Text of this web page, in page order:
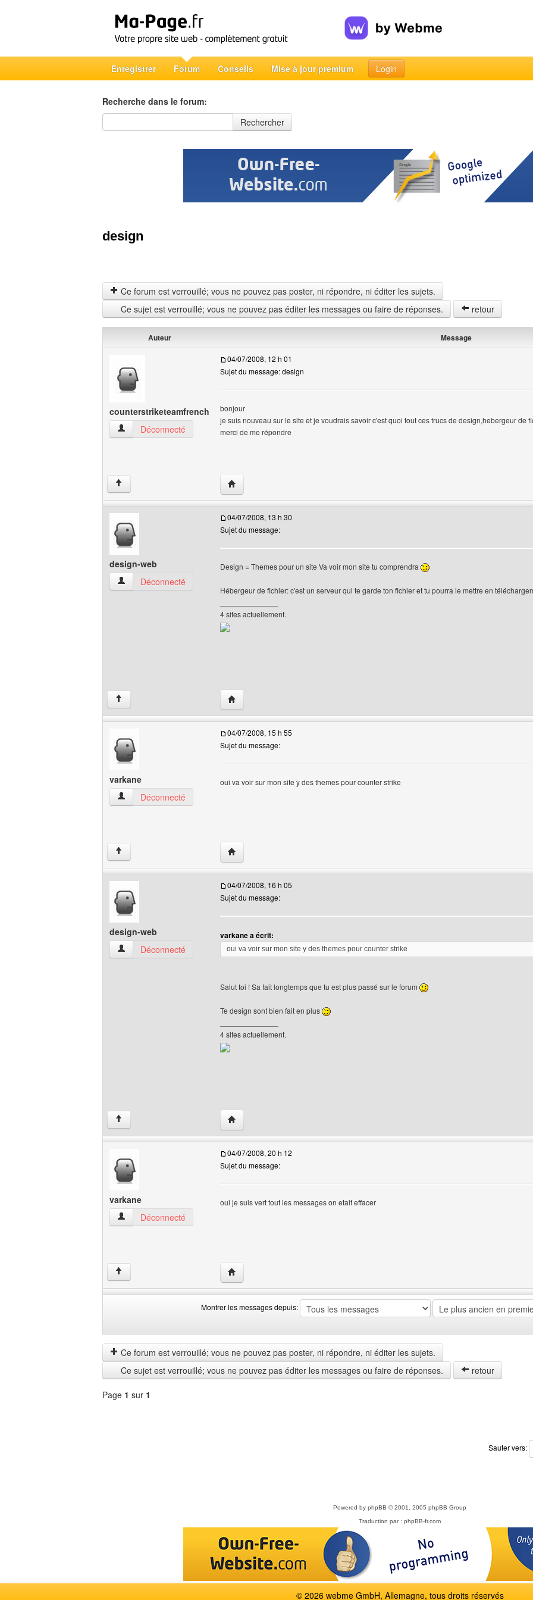
Enregistrer Forum Conseils Mise à jour premium Login
Recherche dans le forum:
Recherche dans le forum
Rechercher
design
Ce forum est verrouillé; vous ne pouvez pas poster, ni répondre, ni éditer les sujets.
Ce sujet est verrouillé; vous ne pouvez pas éditer les messages ou faire de réponses.
retour
Auteur Message
counterstriketeamfrench
counterstriketeamfrench Voir le profil de l'utilisateur
Déconnecté
04/07/2008, 12 h 01
Sujet du message: design
bonjour
je suis nouveau sur le site et je voudrais savoir c'est quoi tout ces trucs de design,hebergeur de
merci de me répondre
↑ Visiter le site web de l'utilisateur: counterstriketeamfrench
design-web
design-web Voir le profil de l'utilisateur
Déconnecté
04/07/2008, 13 h 30
Sujet du message:
Design = Themes pour un site Va voir mon site tu comprendra
Hébergeur de fichier: c'est un serveur qui te garde ton fichier et tu pourra le mettre en
4 sites actuellement.
↑ Visiter le site web de l'utilisateur: design-web
varkane
varkane Voir le profil de l'utilisateur
Déconnecté
04/07/2008, 15 h 55
Sujet du message:
oui va voir sur mon site y des themes pour counter strike
↑ Visiter le site web de l'utilisateur: varkane
design-web
design-web Voir le profil de l'utilisateur
Déconnecté
04/07/2008, 16 h 05
Sujet du message:
varkane a écrit:
oui va voir sur mon site y des themes pour counter strike
Salut toi ! Sa fait longtemps que tu est plus passé sur le forum
Te design sont bien fait en plus
4 sites actuellement.
↑ Visiter le site web de l'utilisateur: design-web
varkane
varkane Voir le profil de l'utilisateur
Déconnecté
04/07/2008, 20 h 12
Sujet du message:
oui je suis vert tout les messages on etait effacer
↑ Visiter le site web de l'utilisateur: varkane
Montrer les messages depuis:
les
messages
depuis
by
Ce forum est verrouillé; vous ne pouvez pas poster, ni répondre, ni éditer les sujets.
Ce sujet est verrouillé; vous ne pouvez pas éditer les messages ou faire de réponses.
retour
Page 1 sur 1
Sauter vers:
Powered by phpBB © 2001, 2005 phpBB Group
Traduction par : phpBB-fr.com
© 2026 webme GmbH, Allemagne, tous droits réservés